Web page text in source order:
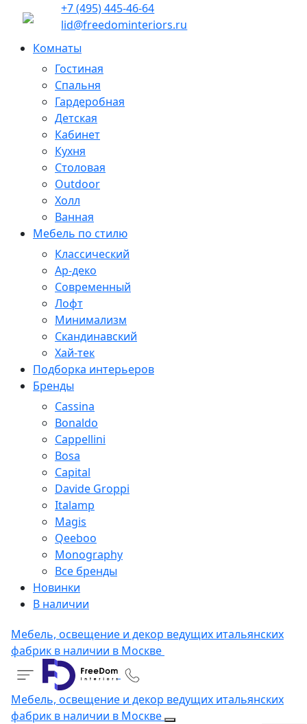
+7 (495) 445-46-64
lid@freedominteriors.ru
Комнаты
Гостиная
Спальня
Гардеробная
Детская
Кабинет
Кухня
Столовая
Outdoor
Холл
Ванная
Мебель по стилю
Классический
Ар-деко
Современный
Лофт
Минимализм
Скандинавский
Хай-тек
Подборка интерьеров
Бренды
Cassina
Bonaldo
Cappellini
Bosa
Capital
Davide Groppi
Italamp
Magis
Qeeboo
Monography
Все бренды
Новинки
В наличии
Мебель, освещение и декор ведущих итальянских
фабрик в наличии в Москве
Мебель, освещение и декор ведущих итальянских
фабрик в наличии в Москве